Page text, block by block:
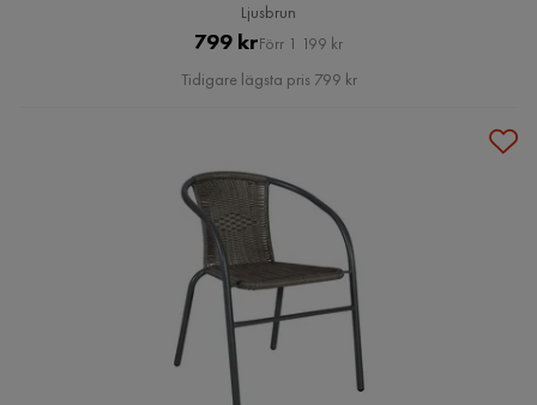
Ljusbrun
Pris
799 kr Original
Pris
Förr 1 199 kr
Tidigare lägsta pris 799 kr